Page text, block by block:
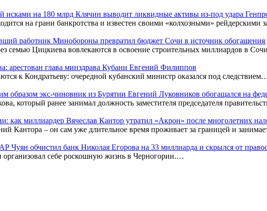
исками на 180 млрд Клячин выводит ликвидные активы из-под удара
на грани банкротства и известен своими «колхозными» рейдерскими
работник Минобороны превратил бюджет Сочи в источник
семью Цицкиева вовлекаются в освоение строительных миллиардов в
арестован глава минздрава Кубани Евгений Филиппов
к Кондратьеву: очередной кубанский министр оказался под
образом экс-чиновник из Бурятии Евгений Луковников обогащался на
который ранее занимал должность заместителя председателя
как миллиардер Вячеслав Кантор утратил «Акрон» после многолетних
Кантора – он сам уже длительное время проживает за границей и
Чуян обчистил банк Николая Егорова на 33 миллиарда и скрылся от
себе роскошную жизнь в Черногории.…